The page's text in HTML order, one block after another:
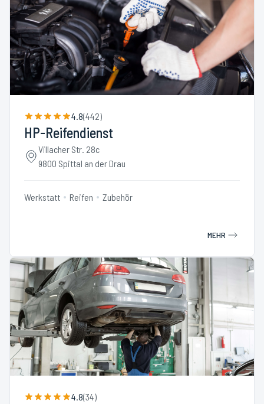
4.8(442)
HP-Reifendienst
Villacher Str. 28c
9800 Spittal an der Drau
Werkstatt Reifen Zubehör
MEHR
4.8(34)